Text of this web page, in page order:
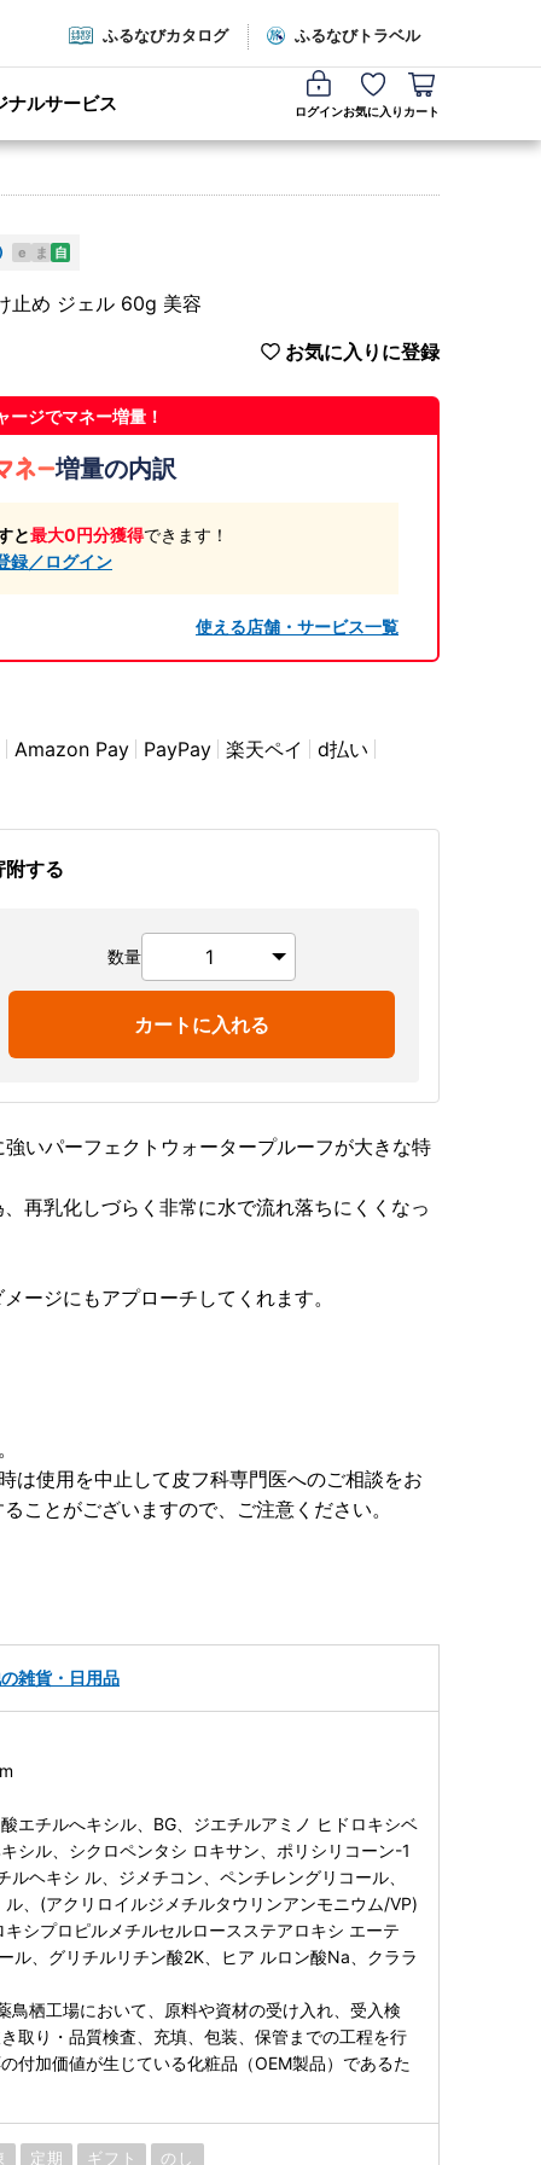
ふるなびカタログ ふるなびトラベル
ナルサービス ログインお気に入り カート
e ま 自
止め ジェル 60g 美容
お気に入りに登録
ージでマネー増量！
増量の内訳
と最大0円分獲得できます！
録／ログイン
使える店舗・サービス一覧
Amazon Pay PayPay 楽天ペイ d払い
する
数量
カートに入れる
いパーフェクトウォータープルーフが大きな特
再乳化しづらく非常に水で流れ落ちにくくなっ
ージにもアプローチしてくれます。
は使用を中止して皮フ科専門医へのご相談をお
ことがございますので、ご注意ください。
雑貨・日用品
エチルへキシル、BG、ジエチルアミノ ヒドロキシベ
シル、シクロペンタシ ロキサン、ポリシリコーン-1
ルヘキシ ル、ジメチコン、ペンチレングリコール、
、(アクリロイルジメチルタウリンアンモニウム/VP)
シプロピルメチルセルロースステアロキシ エーテ
ル、グリチルリチン酸2K、ヒア ルロン酸Na、クララ
鳥栖工場において、原料や資材の受け入れ、受入検
取り・品質検査、充填、包装、保管までの工程を行
付加価値が生じている化粧品（OEM製品）であるた
定期 ギフト のし